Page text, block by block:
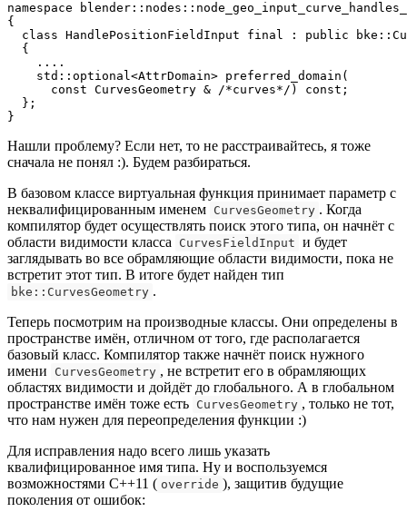
namespace
{
class HandlePositionFieldInput final : public
  {
    ....
    std::optional<AttrDomain> preferred_domain(
      const CurvesGeometry & /*curves*/) const;
  };
}
Нашли проблему? Если нет, то не расстраивайтесь, я тоже
сначала не понял :). Будем разбираться.
В базовом классе виртуальная функция принимает параметр с
неквалифицированным именем CurvesGeometry . Когда
компилятор будет осуществлять поиск этого типа, он начнёт с
области видимости класса
CurvesFieldInput и будет
заглядывать во все обрамляющие области видимости, пока не
встретит этот тип. В итоге будет найден тип
bke::CurvesGeometry .
Теперь посмотрим на производные классы. Они определены в
пространстве имён, отличном от того, где располагается
базовый класс. Компилятор также начнёт поиск нужного
имени
CurvesGeometry , не встретит его в обрамляющих
областях видимости и дойдёт до глобального. А в глобальном
пространстве имён тоже есть CurvesGeometry , только не тот,
что нам нужен для переопределения функции :)
Для исправления надо всего лишь указать
квалифицированное имя типа. Ну и воспользуемся
возможностями C++11 ( override ), защитив будущие
поколения от ошибок: